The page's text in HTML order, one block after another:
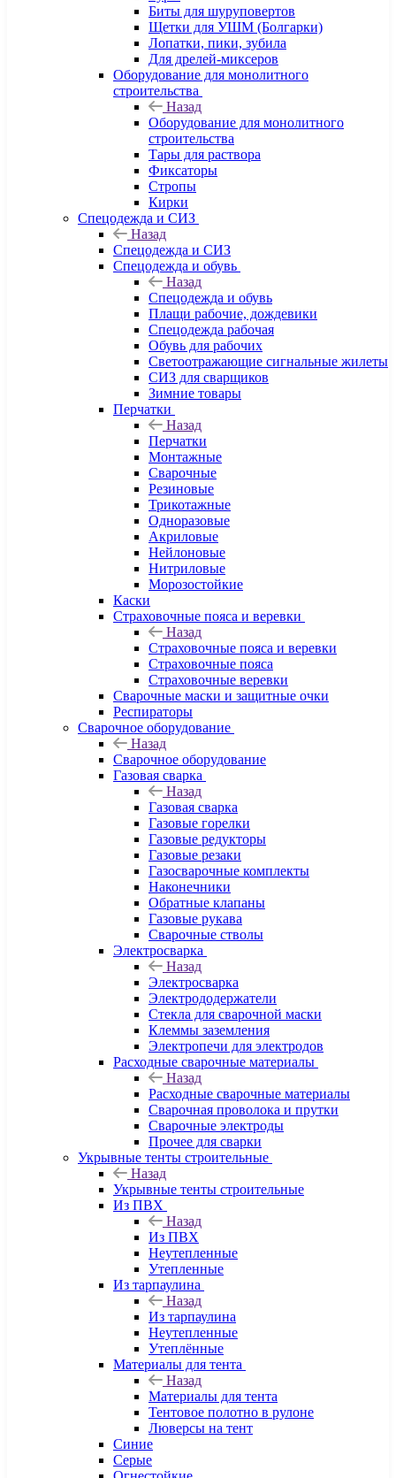
Биты для шуруповертов
Щетки для УШМ (Болгарки)
Лопатки, пики, зубила
Для дрелей-миксеров
Оборудование для монолитного
строительства
Назад
Оборудование для монолитного
строительства
Тары для раствора
Фиксаторы
Стропы
Кирки
Спецодежда и СИЗ
Назад
Спецодежда и СИЗ
Спецодежда и обувь
Назад
Спецодежда и обувь
Плащи рабочие, дождевики
Спецодежда рабочая
Обувь для рабочих
Светоотражающие сигнальные жилеты
СИЗ для сварщиков
Зимние товары
Перчатки
Назад
Перчатки
Монтажные
Сварочные
Резиновые
Трикотажные
Одноразовые
Акриловые
Нейлоновые
Нитриловые
Морозостойкие
Каски
Страховочные пояса и веревки
Назад
Страховочные пояса и веревки
Страховочные пояса
Страховочные веревки
Сварочные маски и защитные очки
Респираторы
Сварочное оборудование
Назад
Сварочное оборудование
Газовая сварка
Назад
Газовая сварка
Газовые горелки
Газовые редукторы
Газовые резаки
Газосварочные комплекты
Наконечники
Обратные клапаны
Газовые рукава
Сварочные стволы
Электросварка
Назад
Электросварка
Электрододержатели
Стекла для сварочной маски
Клеммы заземления
Электропечи для электродов
Расходные сварочные материалы
Назад
Расходные сварочные материалы
Сварочная проволока и прутки
Сварочные электроды
Прочее для сварки
Укрывные тенты строительные
Назад
Укрывные тенты строительные
Из ПВХ
Назад
Из ПВХ
Неутепленные
Утепленные
Из тарпаулина
Назад
Из тарпаулина
Неутепленные
Утеплённые
Материалы для тента
Назад
Материалы для тента
Тентовое полотно в рулоне
Люверсы на тент
Синие
Серые